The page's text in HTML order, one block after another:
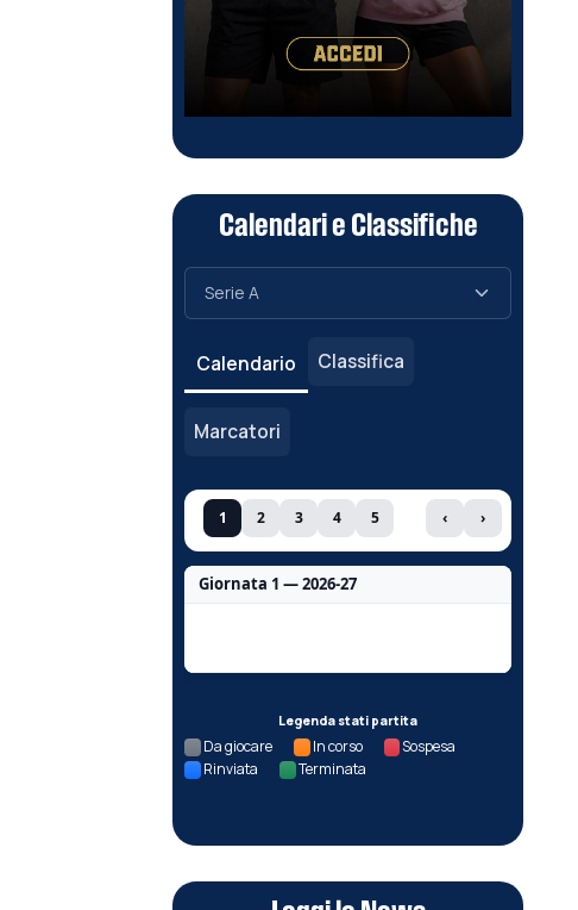
Calendari e Classifiche
Calendario Classifica
Marcatori
1 2 3 4 5 ‹ ›
Giornata 1 — 2026-27
Legenda stati partita
Da giocare In corso
Sospesa
Rinviata
Terminata